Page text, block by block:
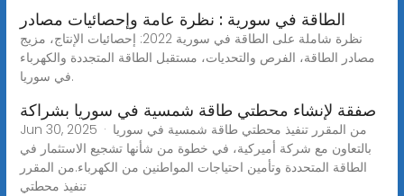
الطاقة في سورية : نظرة عامة وإحصائيات مصادر
نظرة شاملة على الطاقة في سورية 2022: إحصائيات الإنتاج، مزيج
مصادر الطاقة، الفرص والتحديات، مستقبل الطاقة المتجددة والكهرباء
في سوريا.
صفقة لإنشاء محطتي طاقة شمسية في سوريا بشراكة
Jun 30, 2025 · من المقرر تنفيذ محطتي طاقة شمسية في سوريا
بالتعاون مع شركة أميركية، في خطوة من شأنها تشجيع الاستثمار في
الطاقة المتحددة وتأمين احتياجات المواطنين من الكهرباء.من المقرر
تنفيذ محطتي